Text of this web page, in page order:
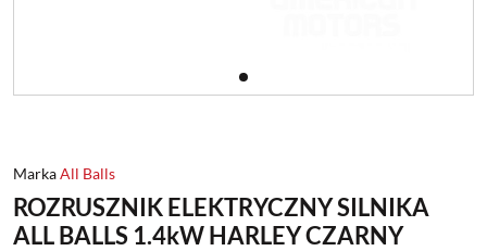
MarkaAll Balls
ROZRUSZNIK ELEKTRYCZNY SILNIKA
ALL BALLS 1.4kW HARLEY CZARNY